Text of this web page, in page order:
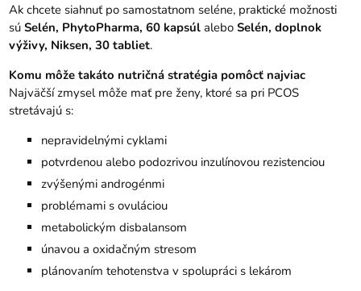
Ak chcete siahnuť po samostatnom seléne, praktické možnosti
súSelén, PhytoPharma, 60 kapsúl aleboSelén, doplnok
výživy, Niksen, 30 tabliet.
Komu môže takáto nutričná stratégia pomôcť najviac
Najväčší zmysel môže mať pre ženy, ktoré sa pri PCOS
stretávajú s:
nepravidelnými cyklami
potvrdenou alebo podozrivou inzulínovou rezistenciou
zvýšenými androgénmi
problémami s ovuláciou
metabolickým disbalansom
únavou a oxidačným stresom
plánovaním tehotenstva v spolupráci s lekárom